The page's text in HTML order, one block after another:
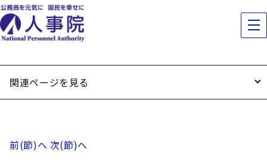
関連ページを見る
前(節)へ 次(節)へ